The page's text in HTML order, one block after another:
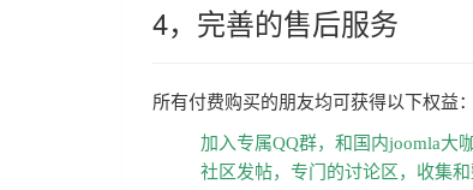
4，完善的售后服务
所有付费购买的朋友均可获得以下权益：
加入专属QQ群，和国内joomla大
社区发帖，专门的讨论区，收集